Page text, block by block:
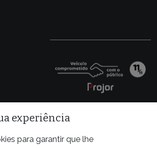
experiência
para garantir que lhe